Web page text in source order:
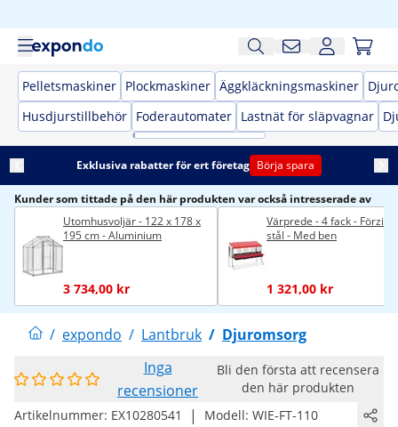
Pelletsmaskiner Plockmaskiner Äggkläckningsmaskiner
Husdjurstillbehör Foderautomater Lastnät för släpvagnar
Exklusiva rabatter för ert företag Börja spara
Kunder som tittade på den här produkten var också intresserade av
Utomhusvoljär - 122 x 178 x
195 cm - Aluminium
3 734,00 kr
Värprede - 4 fack -
stål - Med ben
1 321,00 kr
/ expondo / Lantbruk / Djuromsorg
Inga
recensioner
Bli den första att recensera
den här produkten
Artikelnummer: EX10280541 | Modell: WIE-FT-110